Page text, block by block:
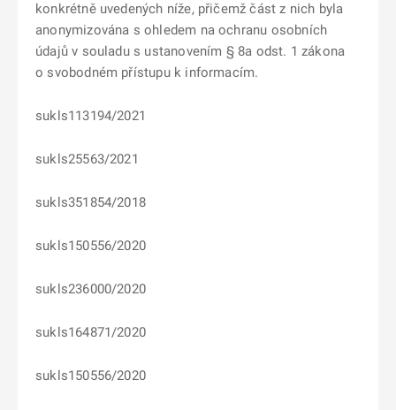
konkrétně uvedených níže, přičemž část z nich byla
anonymizována s ohledem na ochranu osobních
údajů v souladu s ustanovením § 8a odst. 1 zákona
o svobodném přístupu k informacím.
sukls113194/2021
sukls25563/2021
sukls351854/2018
sukls150556/2020
sukls236000/2020
sukls164871/2020
sukls150556/2020